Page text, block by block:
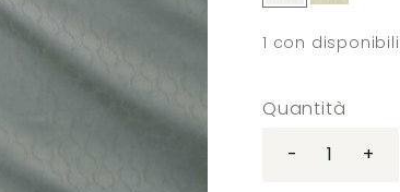
1 con
Quantità
-
+